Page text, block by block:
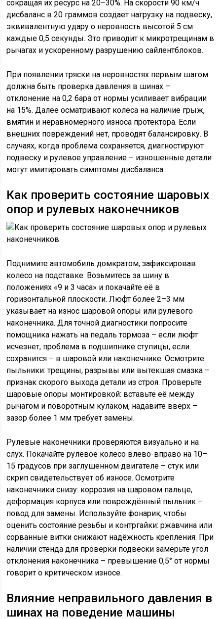
сокращая их ресурс на 20–30%. На скорости 90 км/ч
дисбаланс в 20 граммов создает нагрузку на подвеску,
эквивалентную удару о неровность высотой 5 см
каждые 0,5 секунды. Это приводит к микротрещинам в
рычагах и ускоренному разрушению сайлентблоков.
При появлении тряски на неровностях первым шагом
должна быть проверка давления в шинах –
отклонение на 0,2 бара от нормы усиливает вибрации
на 15%. Далее осматривают колеса на наличие грыж,
вмятин и неравномерного износа протектора. Если
внешних повреждений нет, проводят балансировку. В
случаях, когда проблема сохраняется, диагностируют
подвеску и рулевое управление – изношенные детали
могут имитировать симптомы дисбаланса.
Как проверить состояние шаровых
опор и рулевых наконечников
Поднимите автомобиль домкратом, зафиксировав
колесо на подставке. Возьмитесь за шину в
положениях «9 и 3 часа» и покачайте её в
горизонтальной плоскости. Люфт более 2–3 мм
указывает на износ шаровой опоры или рулевого
наконечника. Для точной диагностики попросите
помощника нажать на педаль тормоза – если люфт
исчезнет, проблема в подшипнике ступицы, если
сохранится – в шаровой или наконечнике. Осмотрите
пыльники: трещины, разрывы или вытекшая смазка –
признак скорого выхода детали из строя. Проверьте
шаровые опоры монтировкой: вставьте её между
рычагом и поворотным кулаком, надавите вверх –
зазор более 1 мм требует замены.
Рулевые наконечники проверяются визуально и на
слух. Покачайте рулевое колесо влево-вправо на 10–
15 градусов при заглушенном двигателе – стук или
скрип свидетельствует об износе. Осмотрите
наконечники снизу: коррозия на шаровом пальце,
деформация корпуса или повреждённый пыльник –
повод для замены. Используйте фонарик, чтобы
оценить состояние резьбы и контргайки: ржавчина или
сорванные витки снижают надёжность крепления. При
наличии стенда для проверки подвески замерьте угол
отклонения наконечника – превышение 0,5° от нормы
говорит о критическом износе.
Влияние неправильного давления в
шинах на поведение машины